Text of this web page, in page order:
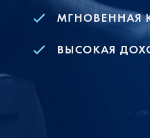
МГНОВЕННАЯ
ВЫСОКАЯ